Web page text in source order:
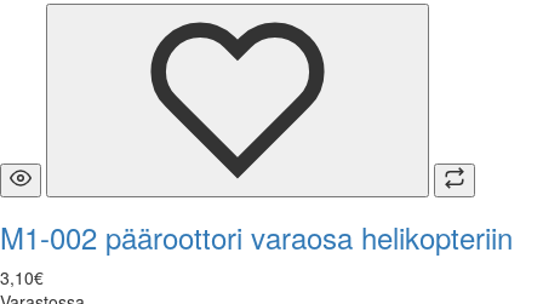
M1-002 pääroottori varaosa helikopteriin
3,10€